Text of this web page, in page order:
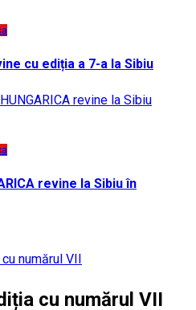
cu ediția a 7-a la Sibiu
revine la Sibiu în
numărul VII
cu numărul VII